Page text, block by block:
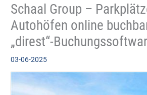
Schaal Group –
Autohöfen online
„direst“-
03-06-2025